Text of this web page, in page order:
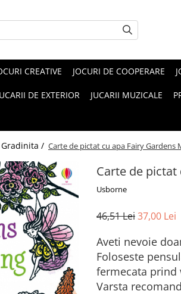
CREATIVE JOCURI DE COOPERARE
DE EXTERIOR JUCARII MUZICALE
Gradinita / Carte de pictat cu apa Fairy Gardens
Carte de pictat
Usborne
46,51 Lei37,00 Lei
Aveti nevoie
Foloseste
fermecata prind
Varsta